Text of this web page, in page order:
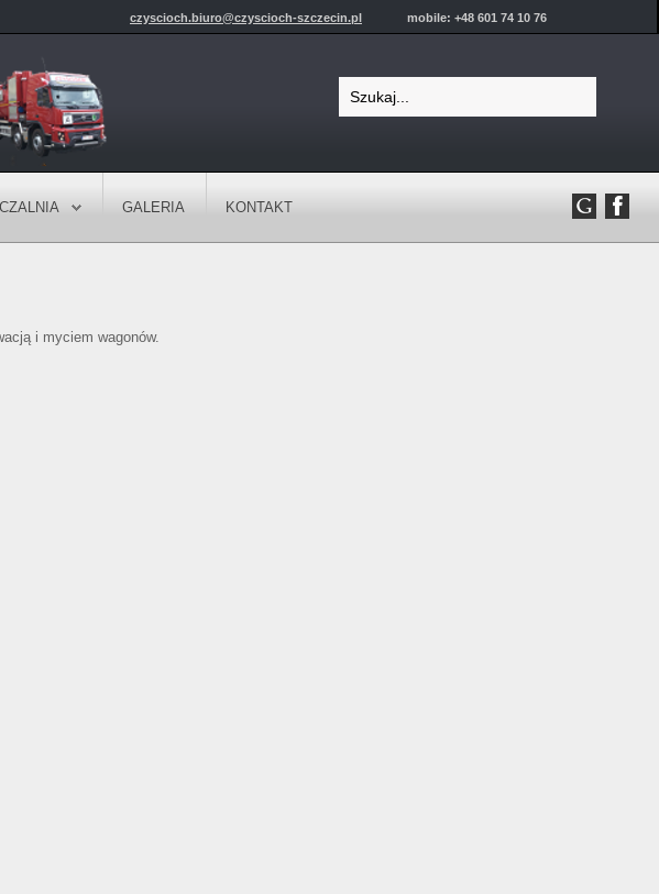
czyscioch.biuro@czyscioch-szczecin.pl mobile: +48 601 74 10 76
GALERIA KONTAKT
i myciem wagonów.